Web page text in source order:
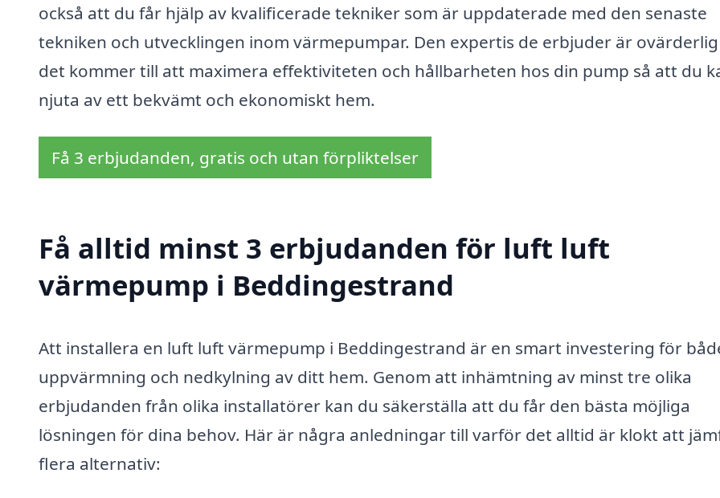
också att du får hjälp av kvalificerade tekniker som är uppdaterade med den senaste
tekniken och utvecklingen inom värmepumpar. Den expertis de erbjuder är
det kommer till att maximera effektiviteten och hållbarheten hos din pump så att du
njuta av ett bekvämt och ekonomiskt hem.
Få 3 erbjudanden, gratis och utan förpliktelser
Få alltid minst 3 erbjudanden för luft luft
värmepump i Beddingestrand
Att installera en luft luft värmepump i Beddingestrand är en smart investering för
uppvärmning och nedkylning av ditt hem. Genom att inhämtning av minst tre olika
erbjudanden från olika installatörer kan du säkerställa att du får den bästa möjliga
lösningen för dina behov. Här är några anledningar till varför det alltid är klokt att
flera alternativ: